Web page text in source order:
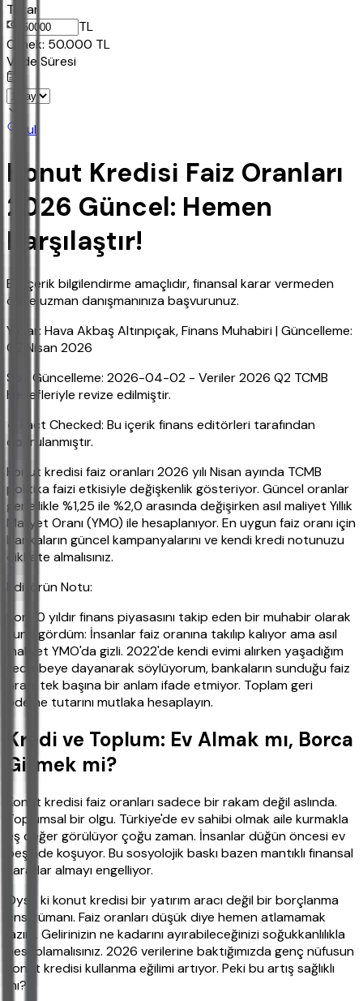
Tutar
TL
Ornek: 50.000 TL
Vade Süresi
Bul
Konut Kredisi Faiz Oranları
2026 Güncel: Hemen
Karşılaştır!
Bu içerik bilgilendirme amaçlıdır, finansal karar vermeden
önce uzman danışmanınıza başvurunuz.
Yazar: Hava Akbaş Altınpıçak, Finans Muhabiri | Güncelleme:
02 Nisan 2026
Son Güncelleme: 2026-04-02 - Veriler 2026 Q2 TCMB
hedefleriyle revize edilmiştir.
✔ Fact Checked: Bu içerik finans editörleri tarafından
doğrulanmıştır.
Konut kredisi faiz oranları 2026 yılı Nisan ayında TCMB
politika faizi etkisiyle değişkenlik gösteriyor. Güncel oranlar
genellikle %1,25 ile %2,0 arasında değişirken asıl maliyet Yıllık
Maliyet Oranı (YMO) ile hesaplanıyor. En uygun faiz oranı için
bankaların güncel kampanyalarını ve kendi kredi notunuzu
dikkate almalısınız.
Editörün Notu:
Son 10 yıldır finans piyasasını takip eden bir muhabir olarak
şunu gördüm: İnsanlar faiz oranına takılıp kalıyor ama asıl
maliyet YMO'da gizli. 2022'de kendi evimi alırken yaşadığım
tecrübeye dayanarak söylüyorum, bankaların sunduğu faiz
oranı tek başına bir anlam ifade etmiyor. Toplam geri
ödeme tutarını mutlaka hesaplayın.
Kredi ve Toplum: Ev Almak mı, Borca
Girmek mi?
Konut kredisi faiz oranları sadece bir rakam değil aslında.
Toplumsal bir olgu. Türkiye'de ev sahibi olmak aile kurmakla
eş değer görülüyor çoğu zaman. İnsanlar düğün öncesi ev
peşinde koşuyor. Bu sosyolojik baskı bazen mantıklı finansal
kararlar almayı engelliyor.
Oysa ki konut kredisi bir yatırım aracı değil bir borçlanma
enstrümanı. Faiz oranları düşük diye hemen atlamamak
lazım. Gelirinizin ne kadarını ayırabileceğinizi soğukkanlılıkla
hesaplamalısınız. 2026 verilerine baktığımızda genç nüfusun
konut kredisi kullanma eğilimi artıyor. Peki bu artış sağlıklı
mı?